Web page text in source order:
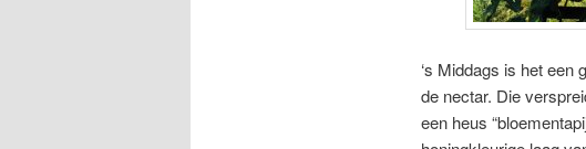
‘s Middags is het een
de nectar. Die
een heus